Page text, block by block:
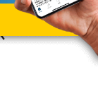
年末ごろ